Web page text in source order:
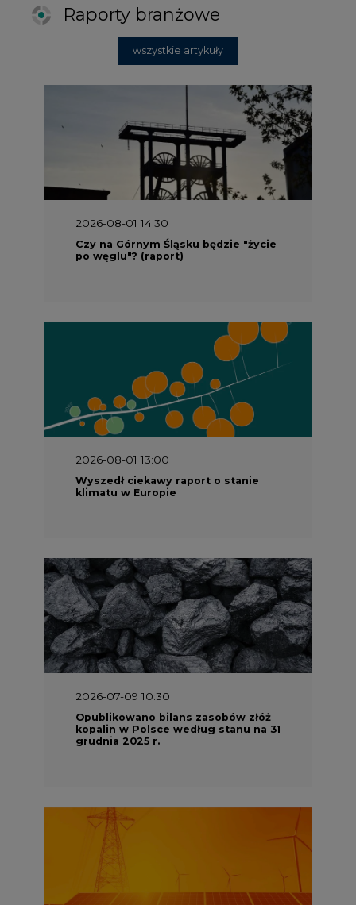
Raporty branżowe
wszystkie artykuły
2026-08-01 14:30
Czy na Górnym Śląsku będzie "życie
po węglu"? (raport)
2026-08-01 13:00
Wyszedł ciekawy raport o stanie
klimatu w Europie
2026-07-09 10:30
Opublikowano bilans zasobów złóż
kopalin w Polsce według stanu na 31
grudnia 2025 r.